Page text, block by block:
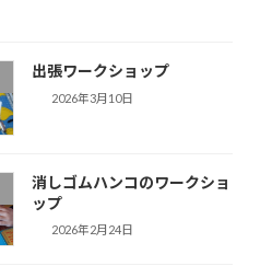
出張ワークショップ
2026年3月10日
消しゴムハンコのワークショ
ップ
2026年2月24日